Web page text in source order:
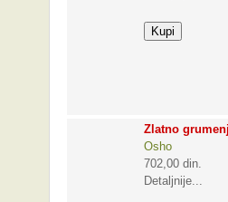
Zlatno
Osho
702,00 din.
Detaljnije...